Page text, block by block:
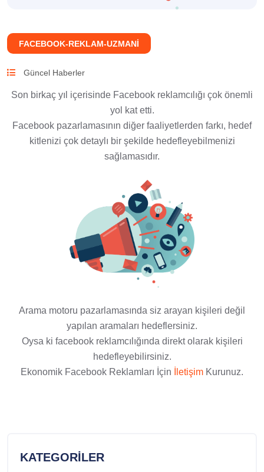
FACEBOOK-REKLAM-UZMANI
Güncel Haberler
Son birkaç yıl içerisinde Facebook reklamcılığı çok önemli
yol kat etti.
Facebook pazarlamasının diğer faaliyetlerden farkı, hedef
kitlenizi çok detaylı bir şekilde hedefleyebilmenizi
sağlamasıdır.
Arama motoru pazarlamasında siz arayan kişileri değil
yapılan aramaları hedeflersiniz.
Oysa ki facebook reklamcılığında direkt olarak kişileri
hedefleyebilirsiniz.
Ekonomik Facebook Reklamları İçin
İletişim Kurunuz.
KATEGORILER